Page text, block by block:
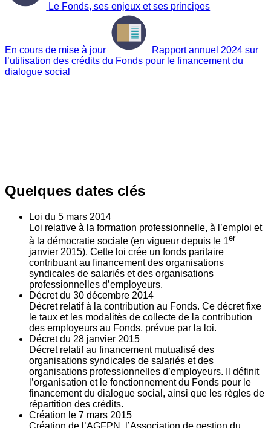
Le Fonds, ses enjeux et ses principes
En cours de mise à jour
Rapport annuel 2024 sur
l’utilisation des crédits du Fonds pour le financement du
dialogue social
Quelques dates clés
Loi du 5 mars 2014
Loi relative à la formation professionnelle, à l’emploi et
à la démocratie sociale (en vigueur depuis le 1er
janvier 2015). Cette loi crée un fonds paritaire
contribuant au financement des organisations
syndicales de salariés et des organisations
professionnelles d’employeurs.
Décret du 30 décembre 2014
Décret relatif à la contribution au Fonds. Ce décret fixe
le taux et les modalités de collecte de la contribution
des employeurs au Fonds, prévue par la loi.
Décret du 28 janvier 2015
Décret relatif au financement mutualisé des
organisations syndicales de salariés et des
organisations professionnelles d’employeurs. Il définit
l’organisation et le fonctionnement du Fonds pour le
financement du dialogue social, ainsi que les règles de
répartition des crédits.
Création le 7 mars 2015